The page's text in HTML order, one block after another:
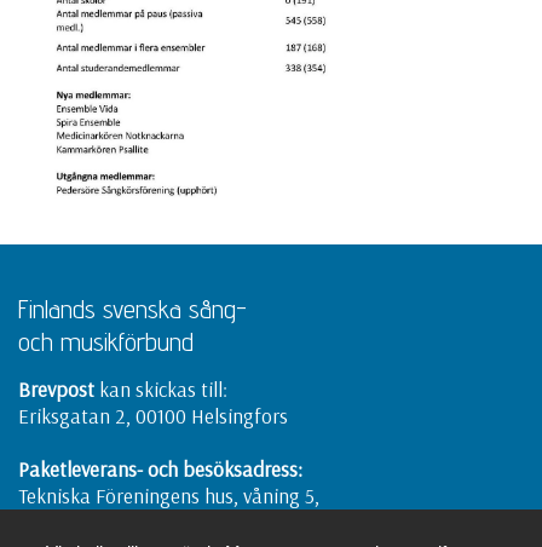
Finlands svenska sång-
och musikförbund
Brevpost kan skickas till:
Eriksgatan 2, 00100 Helsingfors
Paketleverans- och besöksadress:
Tekniska Föreningens hus, våning 5,